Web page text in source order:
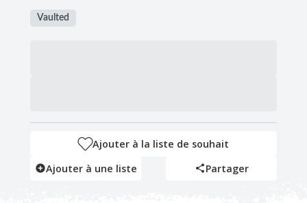
Vaulted
Ajouter à la liste de souhait
Ajouter à une liste
Partager